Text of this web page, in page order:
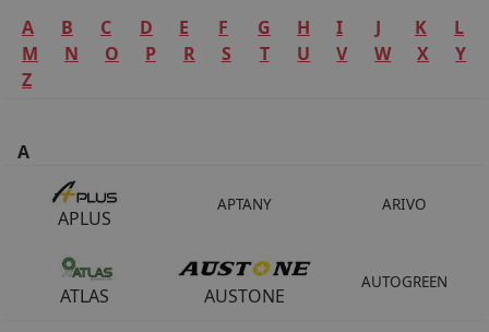
AGROINDUSTRIALE
CAUTARE DUPA
B2B - COLABORARE COMPANII
CONTACT
A B C D E F G H I J K
L
M
N O P R S T U V W X
Y
Z
A
APLUS
APTANY ARIVO
ATLAS AUSTONE
AUTOGREEN